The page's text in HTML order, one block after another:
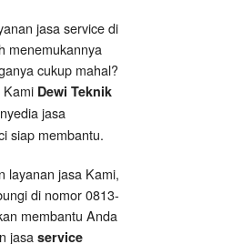
jasa service di
menemukannya
cukup mahal?
Kami Dewi Teknik
jasa
siap membantu.
layanan jasa Kami,
di nomor 0813-
membantu Anda
jasa service